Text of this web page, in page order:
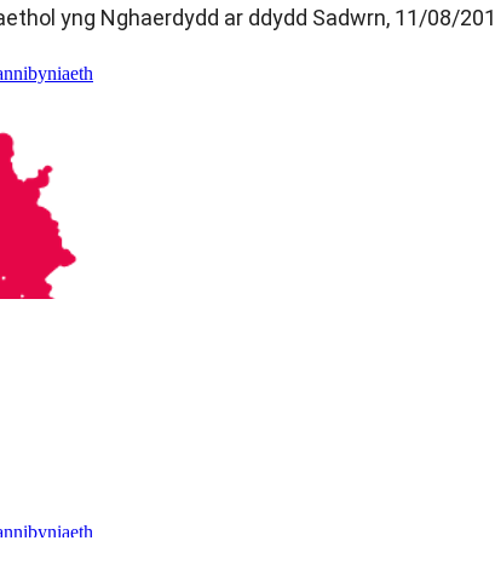
yng Nghaerdydd ar ddydd Sadwrn, 11/08/